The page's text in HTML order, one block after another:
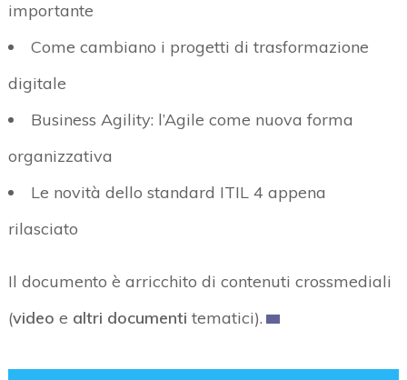
importante
Come cambiano i progetti di trasformazione
digitale
Business Agility: l’Agile come nuova forma
organizzativa
Le novità dello standard ITIL 4 appena
rilasciato
Il documento è arricchito di contenuti crossmediali
(video e altri documenti tematici).